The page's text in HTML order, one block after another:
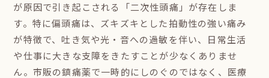
が原因で引き起こされる「二次性頭痛」が存在しま
す。特に偏頭痛は、ズキズキとした拍動性の強い痛み
が特徴で、吐き気や光・音への過敏を伴い、日常生活
や仕事に大きな支障をきたすことが少なくありませ
ん。市販の鎮痛薬で一時的にしのぐのではなく、医療